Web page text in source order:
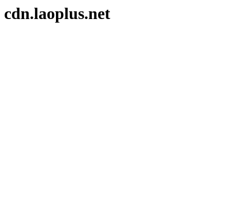
cdn.laoplus.net